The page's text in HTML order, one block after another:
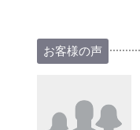
お客様の声